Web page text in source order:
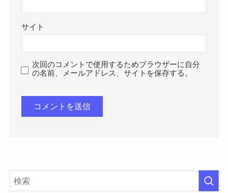
サイト
次回のコメントで使用するためブラウザーに自分
の名前、メールアドレス、サイトを保存する。